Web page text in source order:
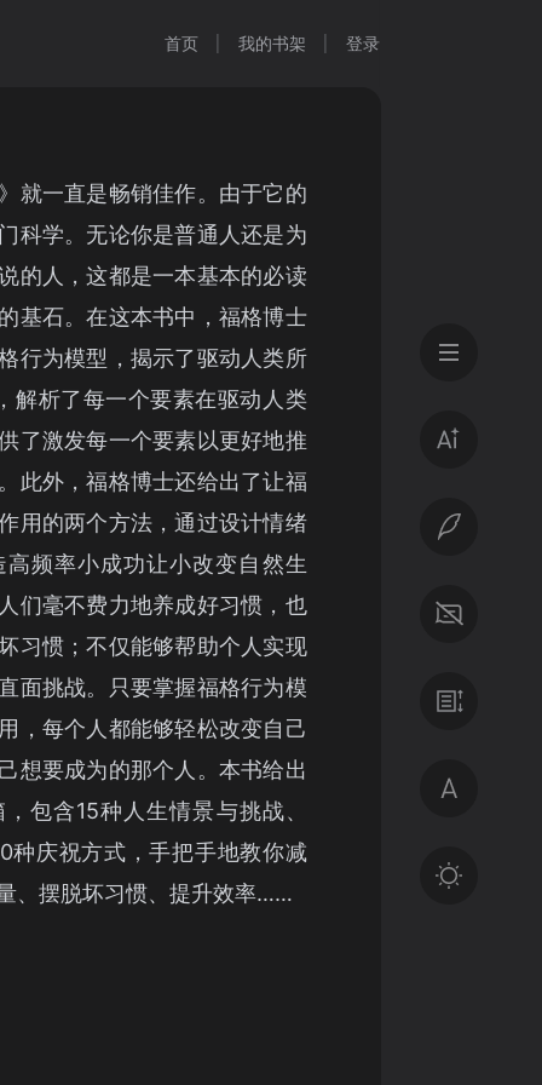
首页 我的书架 登录
就一直是畅销佳作。由于它的
科学。无论你是普通人还是为
的人，这都是一本基本的必读
基石。在这本书中，福格博士
行为模型，揭示了驱动人类所
解析了每一个要素在驱动人类
了激发每一个要素以更好地推
此外，福格博士还给出了让福
用的两个方法，通过设计情绪
频率小成功让小改变自然生
们毫不费力地养成好习惯，也
习惯；不仅能够帮助个人实现
面挑战。只要掌握福格行为模
，每个人都能够轻松改变自己
想要成为的那个人。本书给出
包含15种人生情景与挑战、
种庆祝方式，手把手地教你减
、摆脱坏习惯、提升效率……